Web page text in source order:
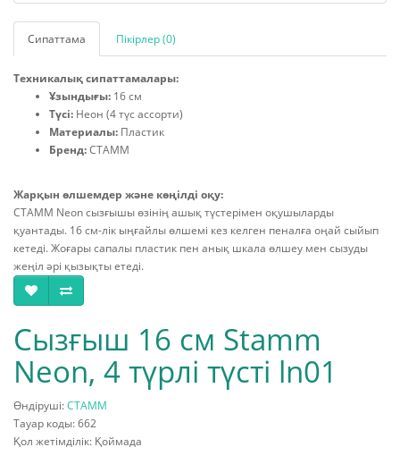
Сипаттама Пікірлер (0)
Техникалық сипаттамалары:
Ұзындығы: 16 см
Түсі: Неон (4 түс ассорти)
Материалы: Пластик
Бренд:СТАММ
Жарқын өлшемдер және көңілді оқу:
СТАММ Neon сызғышы өзінің ашық түстерімен оқушыларды
қуантады. 16 см-лік ыңғайлы өлшемі кез келген пеналға оңай сыйып
кетеді. Жоғары сапалы пластик пен анық шкала өлшеу мен сызуды
жеңіл әрі қызықты етеді.
Сызғыш 16 см Stamm
Neon, 4 түрлі түсті ln01
Өндіруші:СТАММ
Тауар коды: 662
Қол жетімділік: Қоймада